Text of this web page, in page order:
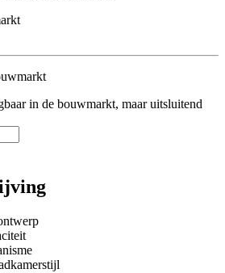
in de bouwmarkt, maar uitsluitend